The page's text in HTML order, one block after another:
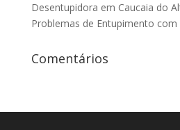
Desentupidora em Caucaia do
Problemas de Entupimento com
Comentários